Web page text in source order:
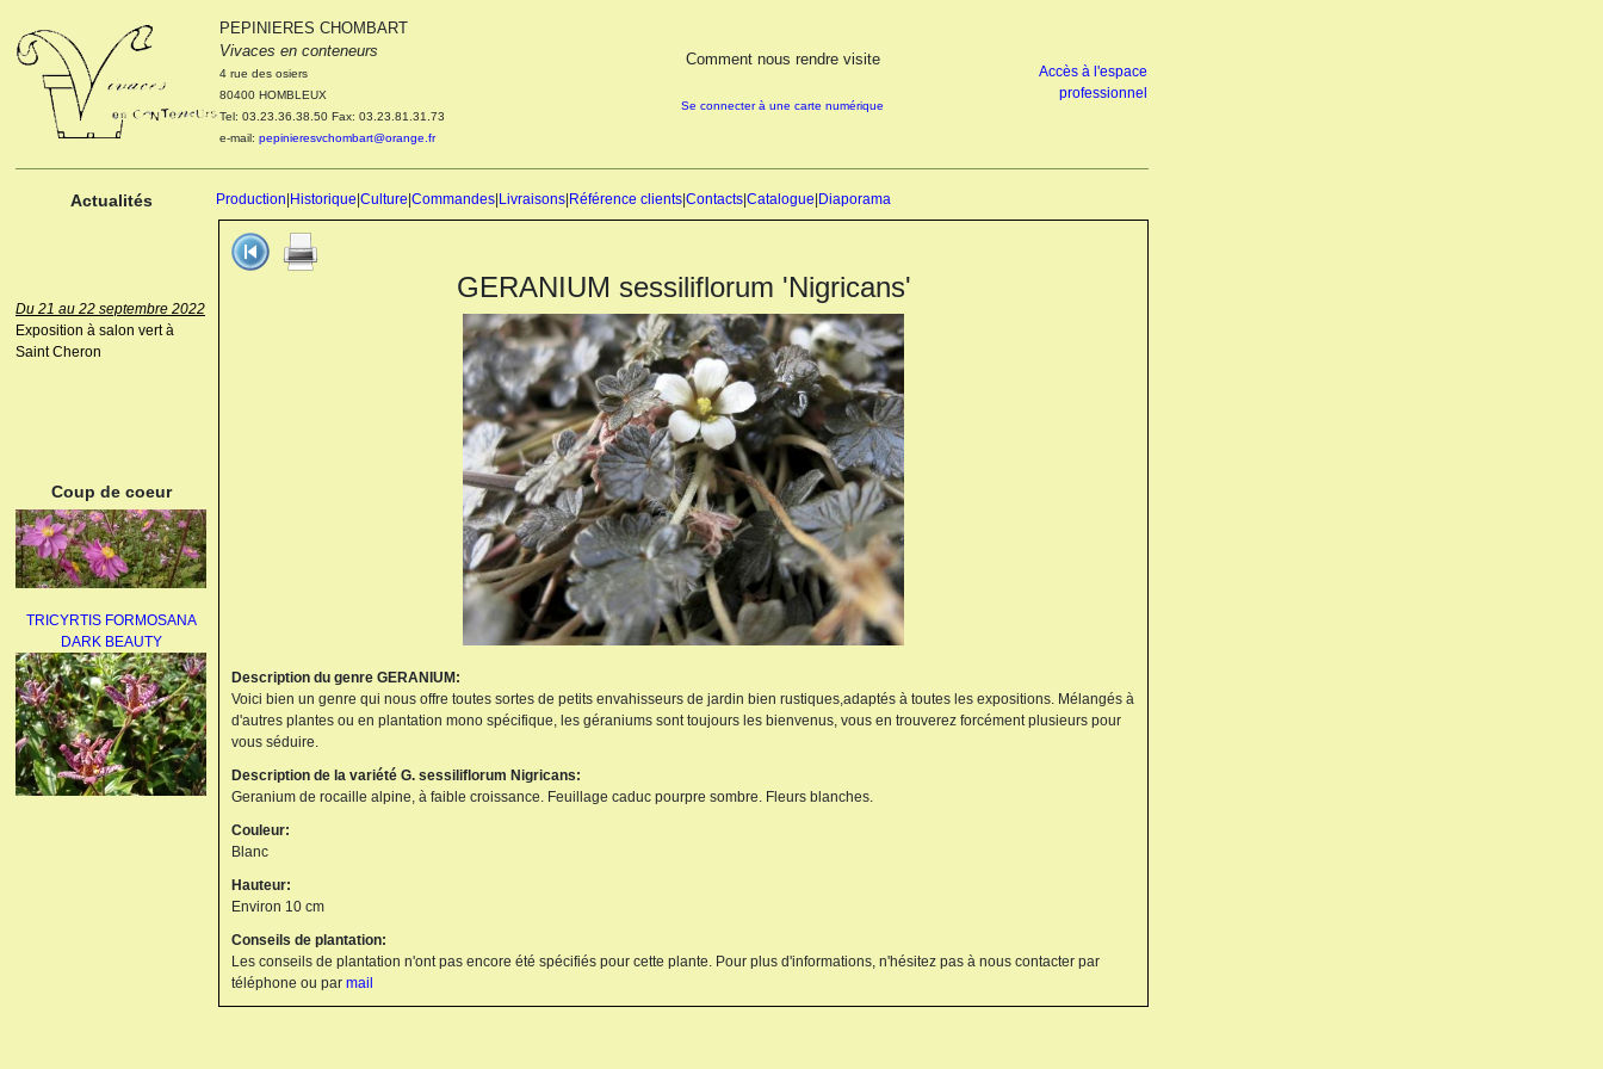
PEPINIERES CHOMBART
Vivaces en conteneurs
4 rue des osiers
80400 HOMBLEUX
Tel: 03.23.36.38.50 Fax: 03.23.81.31.73
e-mail: pepinieresvchombart@orange.fr
Comment nous rendre visite
Se connecter à une carte numérique
Accès à l'espace
professionnel
Actualités Production Historique Culture Commandes Livraisons Référence clients Contacts Catalogue Diaporama
Le 04 et 05 octobre 2022
Portes ouvertes de la
pépinière : Visite des
cultures, découverte des
nouveautés. Le rendez-vous
octobre 2022. Le mercredi 05
octobre 2022.
Du 21 au 22 septembre 2022
Exposition à salon vert à
Saint Cheron
Coup de coeur
TRICYRTIS FORMOSANA
DARK BEAUTY
GERANIUM sessiliflorum 'Nigricans'
Description du genre GERANIUM:
Voici bien un genre qui nous offre toutes sortes de petits envahisseurs de jardin bien rustiques,adaptés à toutes les expositions. Mélangés à
d'autres plantes ou en plantation mono spécifique, les géraniums sont toujours les bienvenus, vous en trouverez forcément plusieurs pour
vous séduire.
Description de la variété G. sessiliflorum Nigricans:
Geranium de rocaille alpine, à faible croissance. Feuillage caduc pourpre sombre. Fleurs blanches.
Couleur:
Blanc
Hauteur:
Environ 10 cm
Conseils de plantation:
Les conseils de plantation n'ont pas encore été spécifiés pour cette plante. Pour plus d'informations, n'hésitez pas à nous contacter par
téléphone ou par mail